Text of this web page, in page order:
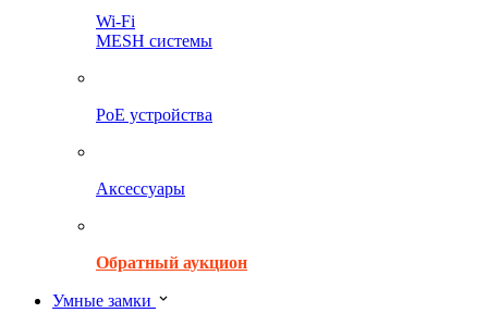
Wi-Fi
MESH системы
PoE устройства
Аксессуары
Обратный аукцион
Умные замки